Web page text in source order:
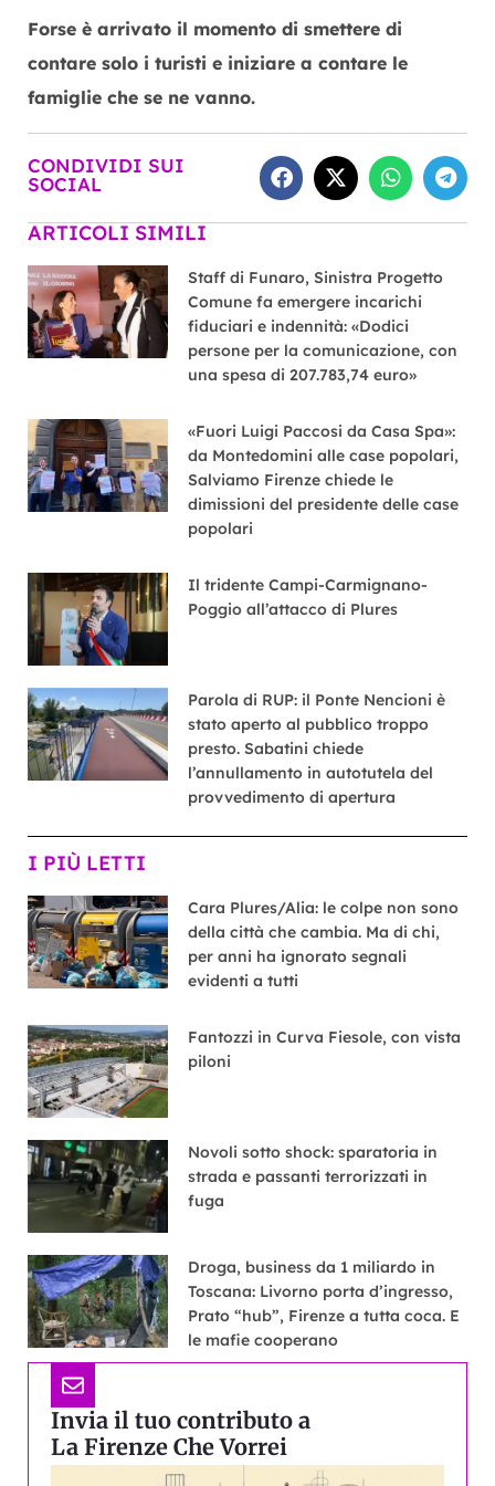
Forse è arrivato il momento di smettere di
contare solo i turisti e iniziare a contare le
famiglie che se ne vanno.
CONDIVIDI SUI
SOCIAL
ARTICOLI SIMILI
Staff di Funaro, Sinistra Progetto
Comune fa emergere incarichi
fiduciari e indennità: «Dodici
persone per la comunicazione, con
una spesa di 207.783,74 euro»
«Fuori Luigi Paccosi da Casa Spa»:
da Montedomini alle case popolari,
Salviamo Firenze chiede le
dimissioni del presidente delle case
popolari
Il tridente Campi-Carmignano-
Poggio all’attacco di Plures
Parola di RUP: il Ponte Nencioni è
stato aperto al pubblico troppo
presto. Sabatini chiede
l’annullamento in autotutela del
provvedimento di apertura
I PIÙ LETTI
Cara Plures/Alia: le colpe non sono
della città che cambia. Ma di chi,
per anni ha ignorato segnali
evidenti a tutti
Fantozzi in Curva Fiesole, con vista
piloni
Novoli sotto shock: sparatoria in
strada e passanti terrorizzati in
fuga
Droga, business da 1 miliardo in
Toscana: Livorno porta d’ingresso,
Prato “hub”, Firenze a tutta coca. E
le mafie cooperano
Invia il tuo contributo a
La Firenze Che Vorrei